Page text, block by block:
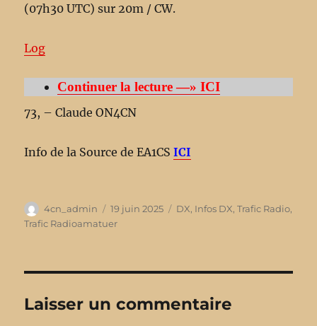
(07h30 UTC) sur 20m / CW.
Log
Continuer la lecture —» ICI
73, – Claude ON4CN
Info de la Source de EA1CSICI
Auteur
4cn_admin
Publié
le
19 juin 2025 Catégories
DX, Infos DX,Trafic Radio,
Trafic Radioamatuer
Laisser un commentaire